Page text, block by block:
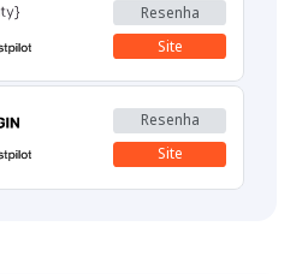
Resenha
Site
Resenha
Site